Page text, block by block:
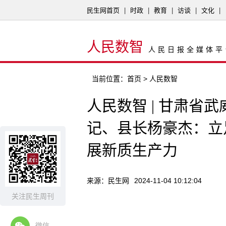
关注民生周刊
民生网首页 时政 教育 访谈 文化
人民数智 人民日报全媒体
当前位置： 首页 > 人民数智
人民数智 | 甘肃省
记、县长杨豪杰：
展新质生产力
来源：民生网 2024-11-04 10:12:04